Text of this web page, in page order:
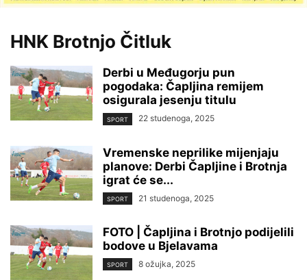
HNK Brotnjo Čitluk
Derbi u Međugorju pun
pogodaka: Čapljina remijem
osigurala jesenju titulu
SPORT 22 studenoga, 2025
Vremenske neprilike mijenjaju
planove: Derbi Čapljine i Brotnja
igrat će se...
SPORT 21 studenoga, 2025
FOTO | Čapljina i Brotnjo podijelili
bodove u Bjelavama
SPORT 8 ožujka, 2025